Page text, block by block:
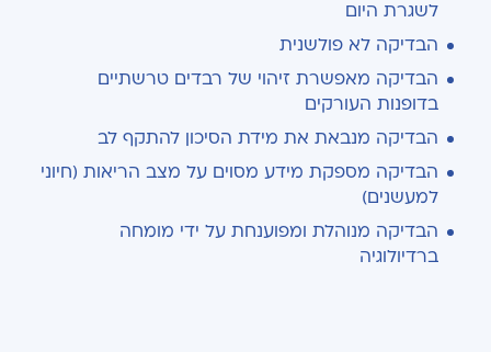
לשגרת היום
הבדיקה לא פולשנית
הבדיקה מאפשרת זיהוי של רבדים טרשתיים
בדופנות העורקים
הבדיקה מנבאת את מידת הסיכון להתקף לב
הבדיקה מספקת מידע מסוים על מצב הריאות (חיוני
למעשנים)
הבדיקה מנוהלת ומפוענחת על ידי מומחה
ברדיולוגיה